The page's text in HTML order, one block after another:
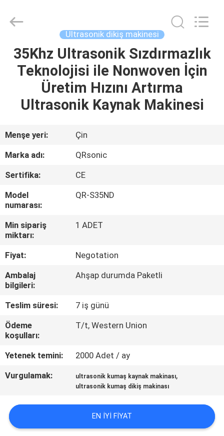
EV
ÜRÜNLER
FABRIKA
KALITE
BIZE
ULAŞIN
DURUMLAR
TEKLIF
ET
SITE
HARITASI
Equipment
Co.,Ltd.
Reserved.
Ultrasonik dikiş makinesi
35Khz Ultrasonik Sızdırmazlık
Teknolojisi ile Nonwoven İçin
Üretim Hızını Artırma
Ultrasonik Kaynak Makinesi
Menşe yeri:
Çin
Marka adı:
QRsonic
Sertifika:
CE
Model
numarası:
QR-S35ND
Min sipariş
miktarı:
1 ADET
Fiyat:
Negotation
Ambalaj
bilgileri:
Ahşap durumda Paketli
Teslim süresi:
7 iş günü
Ödeme
koşulları:
T/t, Western Union
Yetenek temini:
2000 Adet / ay
Vurgulamak:
ultrasonik kumaş kaynak makinası,
ultrasonik kumaş dikiş makinası
EN IYI FIYAT